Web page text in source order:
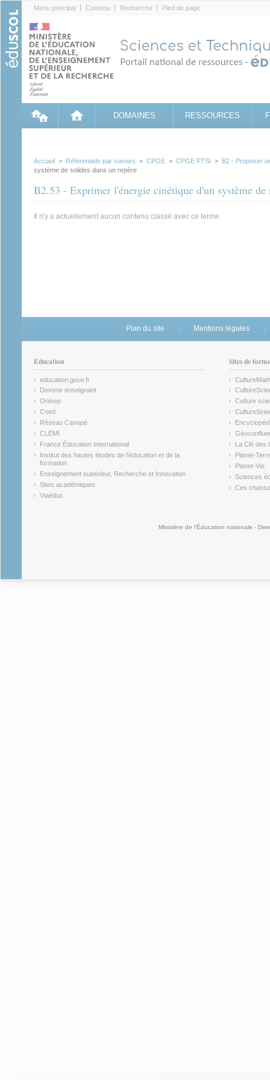
Menu principal Contenu Recherche Pied de page
DOMAINES RESSOURCES
Accueil > Référentiels par savoirs > CPGE > CPGE PTSI > B2 - Proposer
système de solides dans un repère
B2.53 - Exprimer l'énergie cinétique d'un système de
Il n'y a actuellement aucun contenu classé avec ce terme.
Plan du site Mentions légales
Éducation
education.gouv.fr
(link is external)
Devenir enseignant
(link is external)
Onisep
(link is external)
Cned
(link is external)
Réseau Canopé
(link is external)
CLEMI
(link is external)
France Éducation International
(link is external)
Institut des hautes études de l'éducation et de la
formation
(link is external)
Enseignement supérieur, Recherche et Innovation
(link is external)
Sites académiques
(link is external)
Viaéduc
Sites de
CultureMath
(link is
(link is
Culture
(link is
(link is
(link is
La Clé des
(link is
Planet-
(link is
Planet-Vie
(link is
Sciences
(link is
Ces
Ministère de l'Éducation nationale -